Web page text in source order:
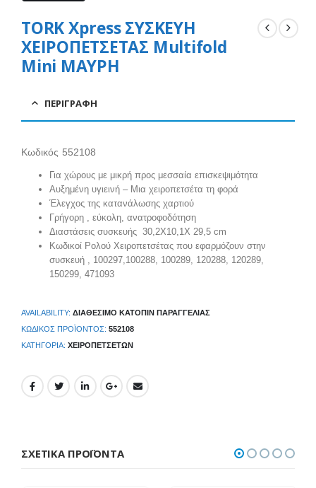
TORK Xpress ΣΥΣΚΕΥΗ
ΧΕΙΡΟΠΕΤΣΕΤΑΣ Multifold
Mini ΜΑΥΡΗ
ΠΕΡΙΓΡΑΦΉ
Κωδικός 552108
Για χώρους με μικρή προς μεσσαία επισκεψιμότητα
Αυξημένη υγιεινή – Μια χειροπετσέτα τη φορά
Έλεγχος της κατανάλωσης χαρτιού
Γρήγορη , εύκολη, ανατροφοδότηση
Διαστάσεις συσκευής 30,2Χ10,1Χ 29,5 cm
Κωδικοί Ρολού Χειροπετσέτας που εφαρμόζουν στην
συσκευή , 100297,100288, 100289, 120288, 120289,
150299, 471093
AVAILABILITY: ΔΙΑΘΈΣΙΜΟ ΚΑΤΌΠΙΝ ΠΑΡΑΓΓΕΛΊΑΣ
ΚΩΔΙΚΌΣ ΠΡΟΪΌΝΤΟΣ: 552108
ΚΑΤΗΓΟΡΊΑ: ΧΕΙΡΟΠΕΤΣΈΤΩΝ
ΣΧΕΤΙΚΆ ΠΡΟΪΌΝΤΑ